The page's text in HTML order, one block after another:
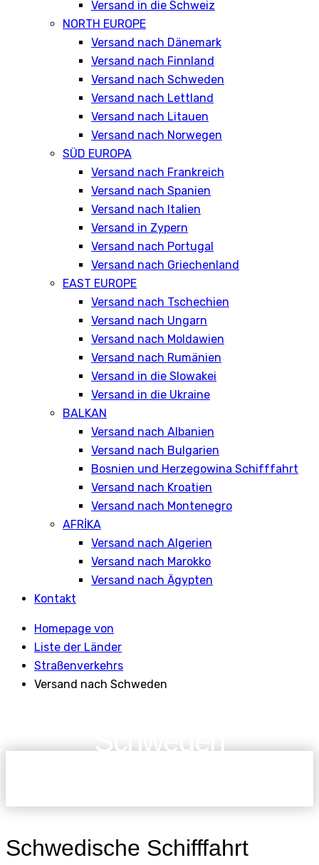
Versand in die Schweiz
NORTH EUROPE
Versand nach Dänemark
Versand nach Finnland
Versand nach Schweden
Versand nach Lettland
Versand nach Litauen
Versand nach Norwegen
SÜD EUROPA
Versand nach Frankreich
Versand nach Spanien
Versand nach Italien
Versand in Zypern
Versand nach Portugal
Versand nach Griechenland
EAST EUROPE
Versand nach Tschechien
Versand nach Ungarn
Versand nach Moldawien
Versand nach Rumänien
Versand in die Slowakei
Versand in die Ukraine
BALKAN
Versand nach Albanien
Versand nach Bulgarien
Bosnien und Herzegowina Schifffahrt
Versand nach Kroatien
Versand nach Montenegro
AFRİKA
Versand nach Algerien
Versand nach Marokko
Versand nach Ägypten
Kontakt
Homepage von
Liste der Länder
Straßenverkehrs
Versand nach Schweden
Schweden
Schwedische Schifffahrt